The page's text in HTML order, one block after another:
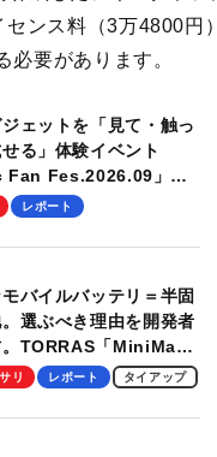
センス料（3万4800
必要があります。
ェットを「見て・触っ
る」体験イベント
Fan Fes.2026.09」
26日（土）に開催しま
レポート
バイルバッテリ＝半固
選ぶべき理由を開発者
。TORRAS「MiniMag
実機レビューも
リ レポート タイアップ